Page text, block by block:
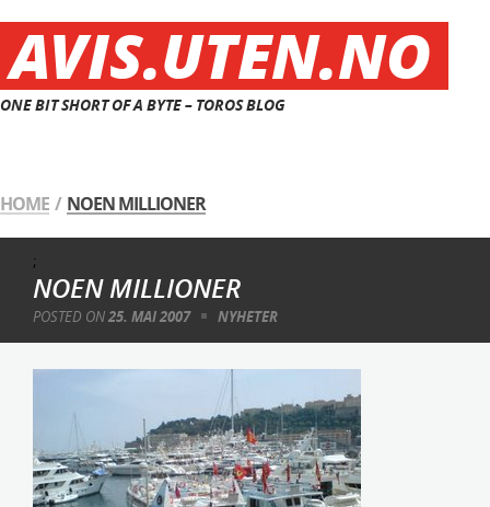
AVIS.UTEN.NO
ONE BIT SHORT OF A BYTE – TOROS BLOG
HOME / NOEN MILLIONER
;
NOEN MILLIONER
POSTED ON25. MAI 2007 NYHETER